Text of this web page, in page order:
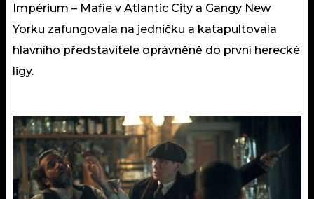
Impérium – Mafie v Atlantic City a Gangy New
Yorku zafungovala na jedničku a katapultovala
hlavního představitele oprávněně do první herecké
ligy.